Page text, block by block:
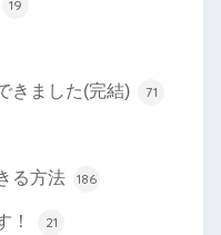
19
きました(完結) 71
る方法 186
！ 21